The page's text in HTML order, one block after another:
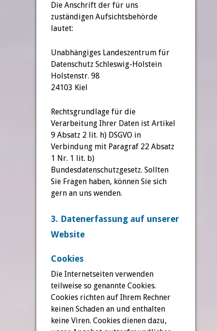
Die Anschrift der für uns
zuständigen Aufsichtsbehörde
lautet:
Unabhängiges Landeszentrum für
Datenschutz Schleswig-Holstein
Holstenstr. 98
24103 Kiel
Rechtsgrundlage für die
Verarbeitung Ihrer Daten ist Artikel
9 Absatz 2 lit. h) DSGVO in
Verbindung mit Paragraf 22 Absatz
1 Nr. 1 lit. b)
Bundesdatenschutzgesetz. Sollten
Sie Fragen haben, können Sie sich
gern an uns wenden.
3. Datenerfassung auf unserer
Website
Cookies
Die Internetseiten verwenden
teilweise so genannte Cookies.
Cookies richten auf Ihrem Rechner
keinen Schaden an und enthalten
keine Viren. Cookies dienen dazu,